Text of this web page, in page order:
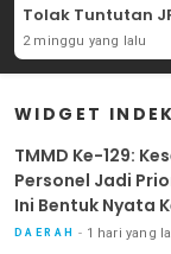
Tolak Tuntutan
Tanjung Perak
Gagal Hadirkan
2 minggu yang lalu
WIDGET
TMMD Ke-129:
Personel Jadi
Ini Bentuk Nyata
DAERAH 1 hari yang